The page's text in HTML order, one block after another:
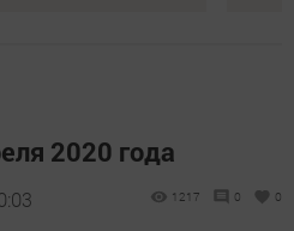
2020 года
1217 0 0